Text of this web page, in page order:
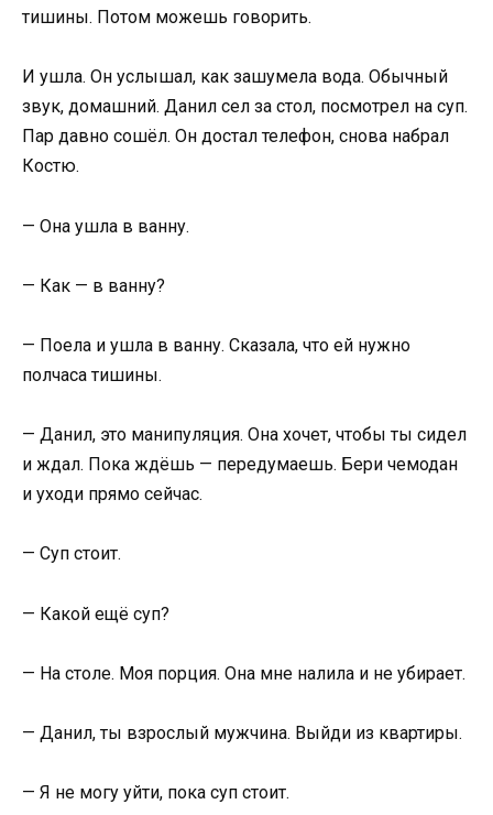
тишины. Потом можешь говорить.
И ушла. Он услышал, как зашумела вода. Обычный
звук, домашний. Данил сел за стол, посмотрел на суп.
Пар давно сошёл. Он достал телефон, снова набрал
Костю.
— Она ушла в ванну.
— Как — в ванну?
— Поела и ушла в ванну. Сказала, что ей нужно
полчаса тишины.
— Данил, это манипуляция. Она хочет, чтобы ты сидел
и ждал. Пока ждёшь — передумаешь. Бери чемодан
и уходи прямо сейчас.
— Суп стоит.
— Какой ещё суп?
— На столе. Моя порция. Она мне налила и не убирает.
— Данил, ты взрослый мужчина. Выйди из квартиры.
— Я не могу уйти, пока суп стоит.